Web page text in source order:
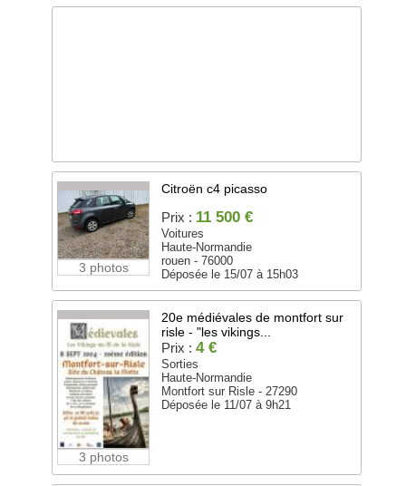
3 photos
Citroën c4 picasso
Prix : 11 500 €
Voitures
Haute-Normandie
rouen - 76000
Déposée le 15/07 à 15h03
3 photos
20e médiévales de montfort sur
risle - "les vikings...
Prix : 4 €
Sorties
Haute-Normandie
Montfort sur Risle - 27290
Déposée le 11/07 à 9h21